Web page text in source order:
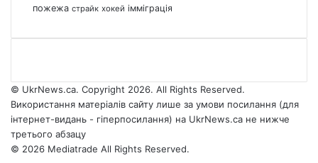
пожежа страйк хокей імміграція
© UkrNews.ca. Copyright 2026. All Rights Reserved.
Використання матеріалів сайту лише за умови посилання (для
інтернет-видань - гіперпосилання) на UkrNews.ca не нижче
третього абзацу
© 2026 Mediatrade All Rights Reserved.